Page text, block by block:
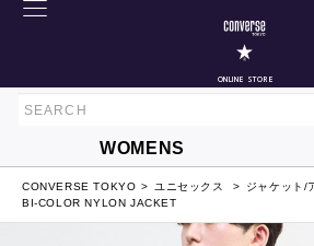
ONLINE STORE
WOMENS
CONVERSE TOKYO ユニセックス ジャケット/
BI-COLOR NYLON JACKET